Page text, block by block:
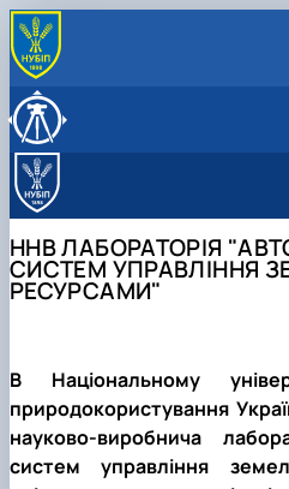
ПРО КАФЕДРУ
ННВ лабораторія
Робочі
Силабуси
Електронне
Навчальні
Практичне
Орієнтовна
Студентський
Загальні
Список
Відзнаки
СКЛАД КАФЕДРИ
Колектив кафедри
Графік
Графік проведення
МІЖНАРОДНА ДІЯЛЬНІСТЬ
ННВ ЛАБОРАТОРІЯ
СИСТЕМ УПРАВЛІННЯ
РЕСУРСАМИ"
В Національному
природокористування
науково-виробнича
систем управління